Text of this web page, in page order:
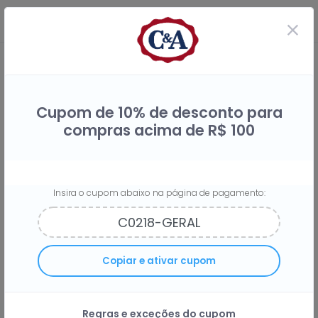
Compre na C&A e receba
do
seu dinheiro de volta
Cupom de 10% de desconto para
compras acima de R$ 100
Insira o cupom abaixo na página de pagamento:
Copiar e ativar cupom
Regras e exceções do cupom